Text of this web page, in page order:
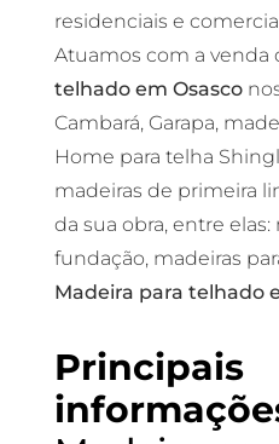
residenciais e
Atuamos com a venda
telhado em Osasco
Cambará, Garapa,
Home para telha
madeiras de primeira
da sua obra, entre elas:
fundação, madeiras
Madeira para telhado
Principais